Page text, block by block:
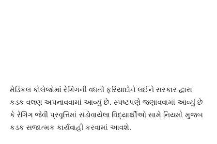
મેડિકલ કોલેજોમાં રેગિંગની વધતી ફરિયાદોને લઈને સરકાર દ્વારા
કડક વલણ અપનાવવામાં આવ્યું છે. સ્પષ્ટપણે જણાવવામાં આવ્યું છે
કે રેગિંગ જેવી પ્રવૃત્તિમાં સંડોવાયેલા વિદ્યાર્થીઓ સામે નિયમો મુજબ
કડક સજાત્મક કાર્યવાહી કરવામાં આવશે.